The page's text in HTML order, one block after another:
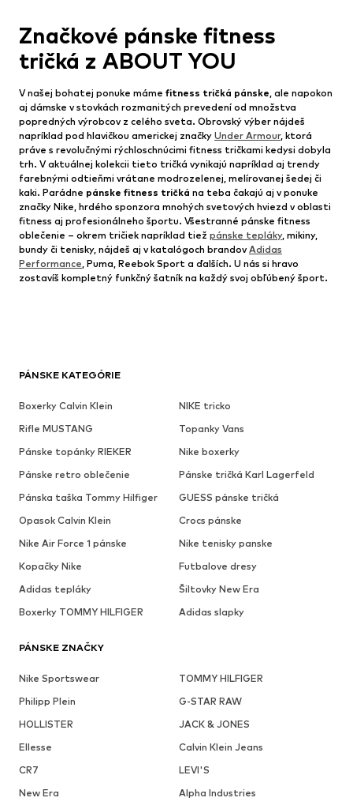
PÁNSKE KATEGÓRIE
Boxerky Calvin Klein
NIKE tricko
Rifle MUSTANG
Topanky Vans
Pánske topánky RIEKER
Nike boxerky
Pánske retro oblečenie
Pánske tričká Karl Lagerfeld
Pánska taška Tommy Hilfiger
GUESS pánske tričká
Opasok Calvin Klein
Crocs pánske
Nike Air Force 1 pánske
Nike tenisky panske
Kopačky Nike
Futbalove dresy
Adidas tepláky
Šiltovky New Era
Boxerky TOMMY HILFIGER
Adidas slapky
PÁNSKE ZNAČKY
Nike Sportswear
TOMMY HILFIGER
Philipp Plein
G-STAR RAW
HOLLISTER
JACK & JONES
Ellesse
Calvin Klein Jeans
CR7
LEVI'S
New Era
Alpha Industries
Značkové pánske fitness
tričká z ABOUT YOU
V našej bohatej ponuke máme fitness tričká pánske, ale napokon
aj dámske v stovkách rozmanitých prevedení od množstva
popredných výrobcov z celého sveta. Obrovský výber nájdeš
napríklad pod hlavičkou americkej značky Under Armour, ktorá
práve s revolučnými rýchloschnúcimi fitness tričkami kedysi dobyla
trh. V aktuálnej kolekcii tieto tričká vynikajú napríklad aj trendy
farebnými odtieňmi vrátane modrozelenej, melírovanej šedej či
kaki. Parádne pánske fitness tričká na teba čakajú aj v ponuke
značky Nike, hrdého sponzora mnohých svetových hviezd v oblasti
fitness aj profesionálneho športu. Všestranné pánske fitness
oblečenie – okrem tričiek napríklad tiež pánske tepláky, mikiny,
bundy či tenisky, nájdeš aj v katalógoch brandov Adidas
Performance, Puma, Reebok Sport a ďalších. U nás si hravo
zostavíš kompletný funkčný šatník na každý svoj obľúbený šport.